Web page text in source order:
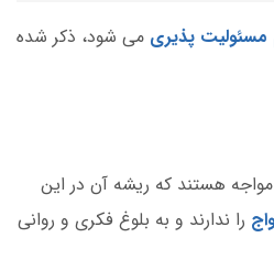
مسئولیت پذیری می شود، ذکر شده
مواجه هستند که ریشه آن در این
را ندارند و به بلوغ فکری و روانی